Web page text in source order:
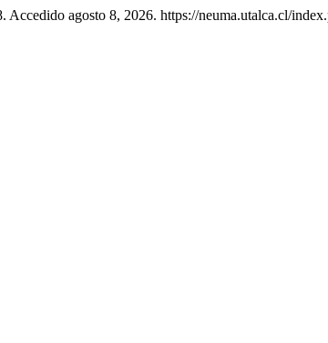
Accedido agosto 8, 2026. https://neuma.utalca.cl/